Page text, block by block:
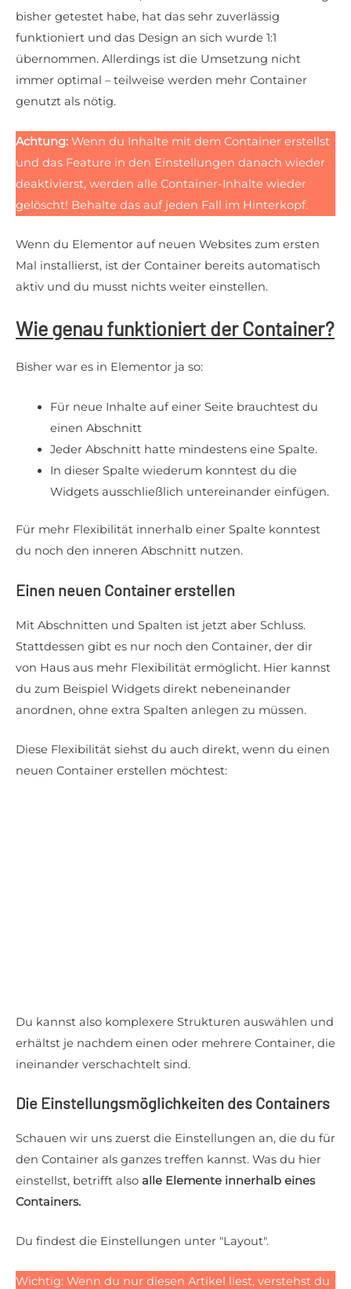
bisher getestet habe, hat das sehr zuverlässig
funktioniert und das Design an sich wurde 1:1
übernommen. Allerdings ist die Umsetzung nicht
immer optimal – teilweise werden mehr Container
genutzt als nötig.
Achtung: Wenn du Inhalte mit dem Container erstellst
und das Feature in den Einstellungen danach wieder
deaktivierst, werden alle Container-Inhalte wieder
gelöscht! Behalte das auf jeden Fall im Hinterkopf.
Wenn du Elementor auf neuen Websites zum ersten
Mal installierst, ist der Container bereits automatisch
aktiv und du musst nichts weiter einstellen.
Wie genau funktioniert der Container?
Bisher war es in Elementor ja so:
Für neue Inhalte auf einer Seite brauchtest du
einen Abschnitt
Jeder Abschnitt hatte mindestens eine Spalte.
In dieser Spalte wiederum konntest du die
Widgets ausschließlich untereinander einfügen.
Für mehr Flexibilität innerhalb einer Spalte konntest
du noch den inneren Abschnitt nutzen.
Einen neuen Container erstellen
Mit Abschnitten und Spalten ist jetzt aber Schluss.
Stattdessen gibt es nur noch den Container, der dir
von Haus aus mehr Flexibilität ermöglicht. Hier kannst
du zum Beispiel Widgets direkt nebeneinander
anordnen, ohne extra Spalten anlegen zu müssen.
Diese Flexibilität siehst du auch direkt, wenn du einen
neuen Container erstellen möchtest:
Du kannst also komplexere Strukturen auswählen und
erhältst je nachdem einen oder mehrere Container, die
ineinander verschachtelt sind.
Die Einstellungsmöglichkeiten des Containers
Schauen wir uns zuerst die Einstellungen an, die du für
den Container als ganzes treffen kannst. Was du hier
einstellst, betrifft also alle Elemente innerhalb eines
Containers.
Du findest die Einstellungen unter "Layout".
Wichtig: Wenn du nur diesen Artikel liest, verstehst du